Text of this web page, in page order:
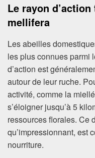
Le rayon
mellifera
Les abeilles
les plus connues parmi
d’action est
autour de leur ruche.
activité, comme la
s’éloigner jusqu’à 5
ressources florales. Ce
qu’impressionnant, est
nourriture.